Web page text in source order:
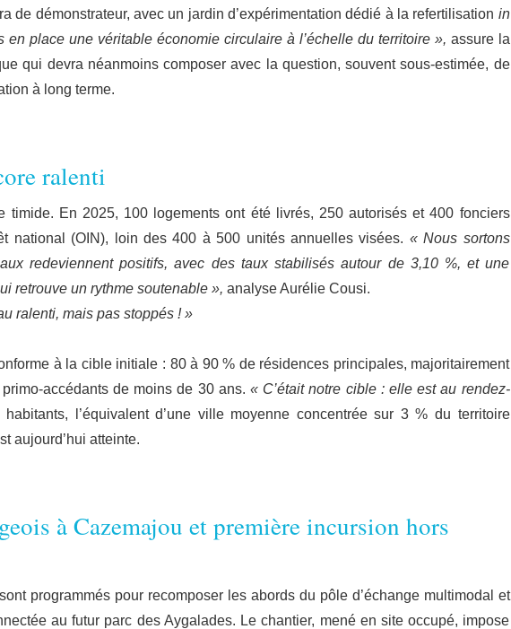
de démonstrateur, avec un jardin d’expérimentation dédié à la refertilisation in
en place une véritable économie circulaire à l’échelle du territoire », assure la
qui devra néanmoins composer avec la question, souvent sous-estimée, de
à long terme.
ralenti
timide. En 2025, 100 logements ont été livrés, 250 autorisés et 400 fonciers
national (OIN), loin des 400 à 500 unités annuelles visées. « Nous sortons
redeviennent positifs, avec des taux stabilisés autour de 3,10 %, et une
retrouve un rythme soutenable », analyse Aurélie Cousi.
ralenti, mais pas stoppés ! »
à la cible initiale : 80 à 90 % de résidences principales, majoritairement
accédants de moins de 30 ans. « C’était notre cible : elle est au rendez-
l’équivalent d’une ville moyenne concentrée sur 3 % du territoire
aujourd’hui atteinte.
à Cazemajou et première incursion hors
programmés pour recomposer les abords du pôle d’échange multimodal et
au futur parc des Aygalades. Le chantier, mené en site occupé, impose